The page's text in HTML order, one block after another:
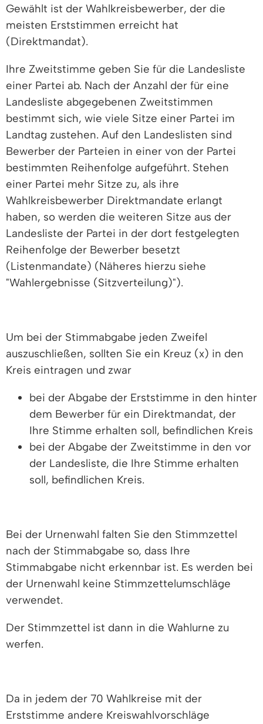
Gewählt ist der Wahlkreisbewerber, der die
meisten Erststimmen erreicht hat
(Direktmandat).
Ihre Zweitstimme geben Sie für die Landesliste
einer Partei ab. Nach der Anzahl der für eine
Landesliste abgegebenen Zweitstimmen
bestimmt sich, wie viele Sitze einer Partei im
Landtag zustehen. Auf den Landeslisten sind
Bewerber der Parteien in einer von der Partei
bestimmten Reihenfolge aufgeführt. Stehen
einer Partei mehr Sitze zu, als ihre
Wahlkreisbewerber Direktmandate erlangt
haben, so werden die weiteren Sitze aus der
Landesliste der Partei in der dort festgelegten
Reihenfolge der Bewerber besetzt
(Listenmandate) (Näheres hierzu siehe
"Wahlergebnisse (Sitzverteilung)").
Um bei der Stimmabgabe jeden Zweifel
auszuschließen, sollten Sie ein Kreuz (x) in den
Kreis eintragen und zwar
bei der Abgabe der Erststimme in den hinter
dem Bewerber für ein Direktmandat, der
Ihre Stimme erhalten soll, befindlichen Kreis
bei der Abgabe der Zweitstimme in den vor
der Landesliste, die Ihre Stimme erhalten
soll, befindlichen Kreis.
Bei der Urnenwahl falten Sie den Stimmzettel
nach der Stimmabgabe so, dass Ihre
Stimmabgabe nicht erkennbar ist. Es werden bei
der Urnenwahl keine Stimmzettelumschläge
verwendet.
Der Stimmzettel ist dann in die Wahlurne zu
werfen.
Da in jedem der 70 Wahlkreise mit der
Erststimme andere Kreiswahlvorschläge